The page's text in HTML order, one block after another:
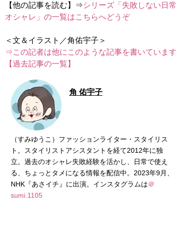
【他の記事を読む】⇒シリーズ「失敗しない日常
オシャレ」の一覧はこちらへどうぞ
⇒この記者は他にこのような記事を書いています
【過去記事の一覧】
角 佑宇子
（すみゆうこ）ファッションライター・スタイリス
ト。スタイリストアシスタントを経て2012年に独
立。過去のオシャレ失敗経験を活かし、日常で使え
る、ちょっとタメになる情報を配信中。2023年9月、
NHK『あさイチ』に出演。インスタグラムは＠
sumi.1105